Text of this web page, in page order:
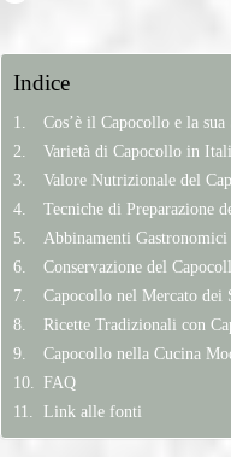
Indice
Cos’è il Capocollo e la sua
Varietà di Capocollo in
Valore Nutrizionale del
Tecniche di Preparazione
Abbinamenti
Conservazione del
Capocollo nel Mercato dei
Ricette Tradizionali con
Capocollo nella Cucina
FAQ
Link alle fonti